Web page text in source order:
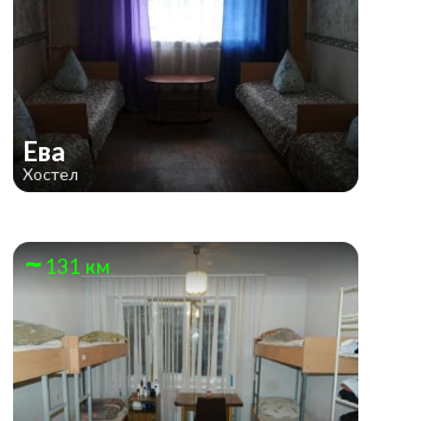
Ева
Хостел
131 км